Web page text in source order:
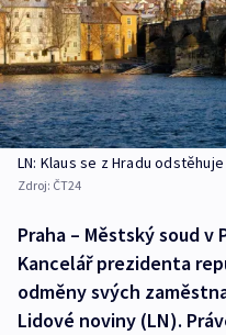
LN: Klaus se z Hradu
Zdroj: ČT24
Praha – Městský soud
Kancelář prezidenta
odměny svých
Lidové noviny (LN).